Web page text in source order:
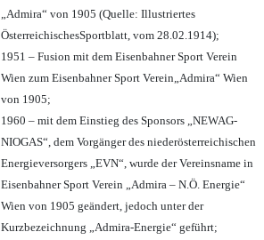
„Admira“ von 1905 (Quelle: Illustriertes
ÖsterreichischesSportblatt, vom 28.02.1914);
1951 – Fusion mit dem Eisenbahner Sport Verein
Wien zum Eisenbahner Sport Verein„Admira“ Wien
von 1905;
1960 – mit dem Einstieg des Sponsors „NEWAG-
NIOGAS“, dem Vorgänger des niederösterreichischen
Energieversorgers „EVN“, wurde der Vereinsname in
Eisenbahner Sport Verein „Admira – N.Ö. Energie“
Wien von 1905 geändert, jedoch unter der
Kurzbezeichnung „Admira-Energie“ geführt;